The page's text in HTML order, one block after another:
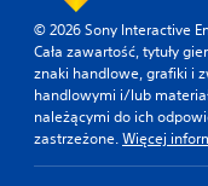
© 2026 Sony Interactive
Cała zawartość, tytuły
znaki handlowe, grafiki i
handlowymi i/lub
należącymi do ich
zastrzeżone.Więcej